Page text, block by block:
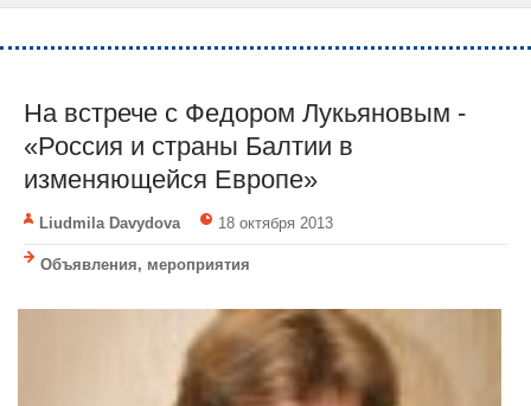
На встрече с Федором Лукьяновым -
«Россия и страны Балтии в
изменяющейся Европе»
Liudmila Davydova 18 октября 2013
Объявления, мероприятия